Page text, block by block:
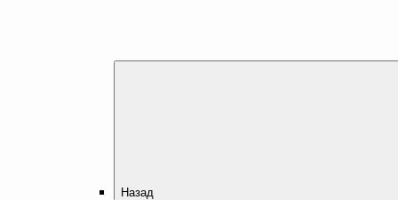
Назад